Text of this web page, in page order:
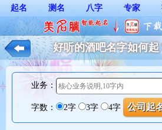
起名 测名 八字 专家
好听的酒吧名字如何起
业务：
字数： 2字 3字 4字